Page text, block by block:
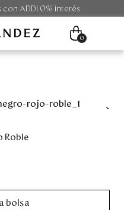
con ADDI 0% interés
0
Roble
bolsa